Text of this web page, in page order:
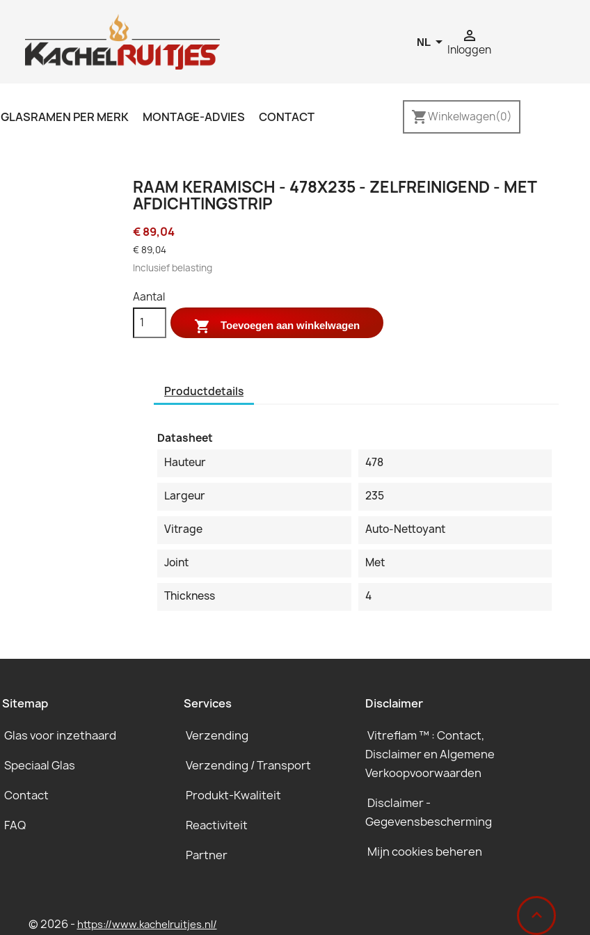
NL  
Inloggen
shopping_cartWinkelwagen(0)
GLASRAMEN PER MERK MONTAGE-ADVIES CONTACT
RAAM KERAMISCH - 478X235 - ZELFREINIGEND - MET
AFDICHTINGSTRIP
€ 89,04
€ 89,04
Inclusief belasting
Aantal
 Toevoegen aan winkelwagen
Productdetails
Datasheet
Hauteur
478
Largeur 235
Vitrage Auto-Nettoyant
Joint Met
Thickness 4
Sitemap
Glas voor inzethaard
Speciaal Glas
Contact
FAQ
Services
Verzending
Verzending / Transport
Produkt-Kwaliteit
Reactiviteit
Partner
Disclaimer
Vitreflam ™ : Contact,
Disclaimer en Algemene
Verkoopvoorwaarden
Disclaimer -
Gegevensbescherming
Mijn cookies beheren
© 2026 - https://www.kachelruitjes.nl/
‹